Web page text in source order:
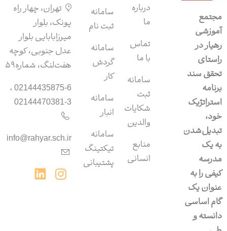
مجتمع
آموزشی
رهیار در
راستای
تحقق سند
برنامه
استراتژیک
خود،
تبدیل‌شدن
به یک
مدرسه
کیفی را به
عنوان یک
گام اساسی
دانسته و
درباره
ما
تماس
با ما
سامانه
ثبت
شکایات
والدین
منابع
انسانی
سامانه‌
ثبت نام
سامانه
گردش
کار
سامانه‌
انبار
سامانه‌
تیکتینگ
پشتیبانی
تهران، چهار راه
پونک، بلوار
میرزابابایی بلوار
عدل جنوبی، کوچه
هفت‌لنگ، شماره۵۹
02144435875-6 ،
02144470381-3
info@rahyar.sch.ir